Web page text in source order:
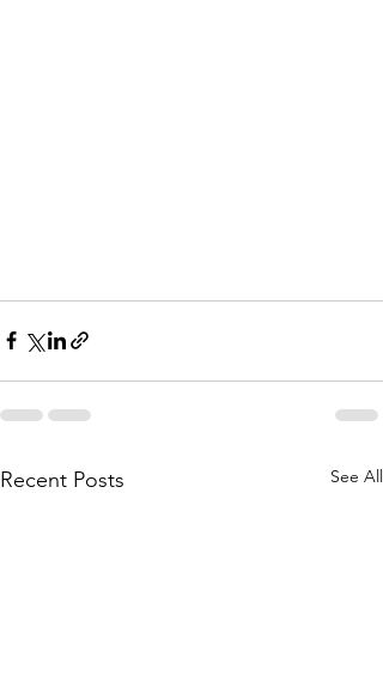
Recent Posts See All